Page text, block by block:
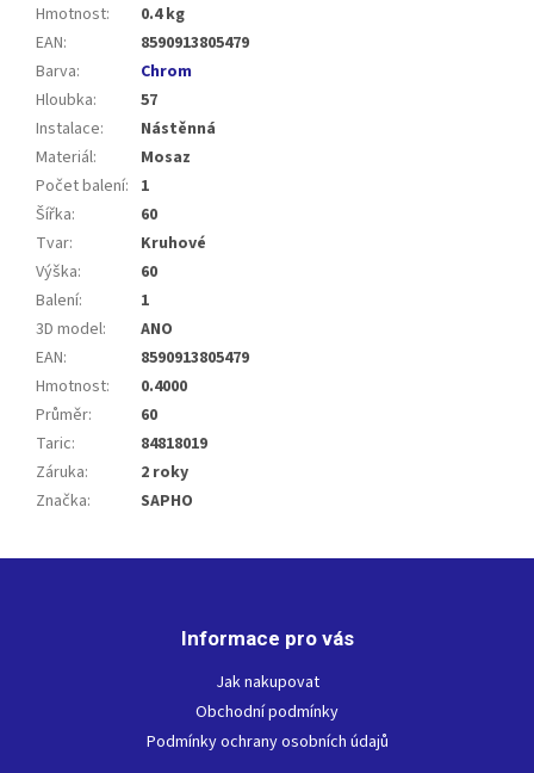
Hmotnost:
0.4 kg
EAN:
8590913805479
Barva:
Chrom
Hloubka:
57
Instalace:
Nástěnná
Materiál:
Mosaz
Počet balení: 1
Šířka:
60
Tvar:
Kruhové
Výška:
60
Balení:
1
3D model:
ANO
EAN:
8590913805479
Hmotnost:
0.4000
Průměr:
60
Taric:
84818019
Záruka:
2 roky
Značka: SAPHO
Informace pro vás
Jak nakupovat
Obchodní podmínky
Podmínky ochrany osobních údajů